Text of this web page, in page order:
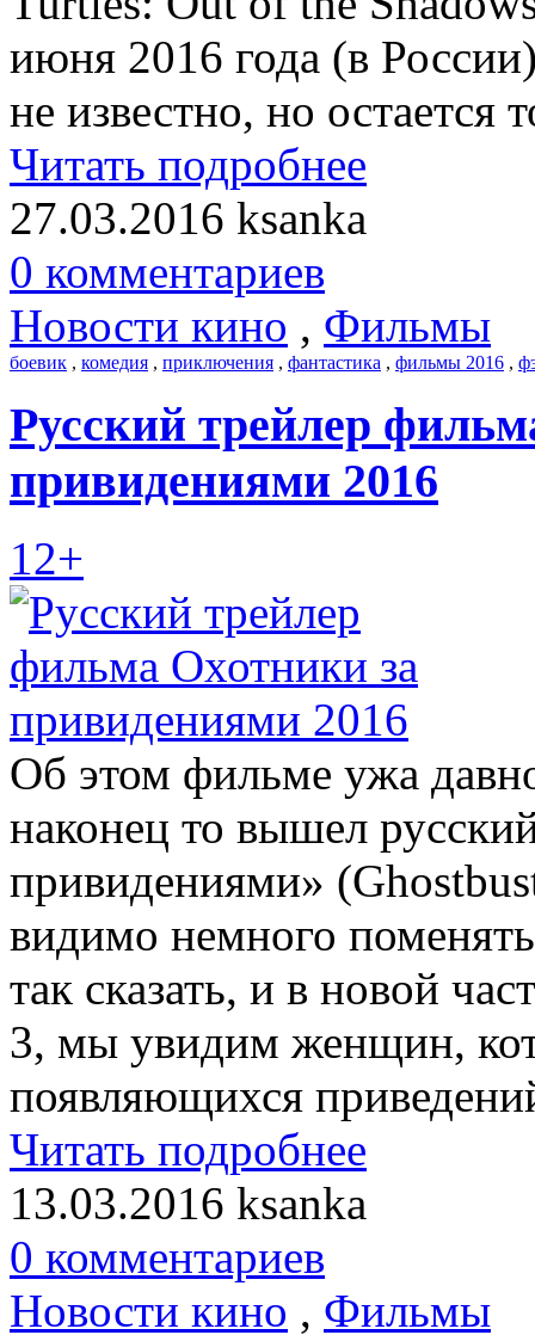
июня 2016 года (в
не известно, но остается
Читать подробнее
27.03.2016 ksanka
0 комментариев
Новости кино , Фильмы
боевик , комедия , приключения , фантастика , фильмы 2016 ,
Русский трейлер
привидениями 2016
12+
Об этом фильме ужа
наконец то вышел
привидениями»
видимо немного
так сказать, и в новой
3, мы увидим женщин,
появляющихся
Читать подробнее
13.03.2016 ksanka
0 комментариев
Новости кино , Фильмы